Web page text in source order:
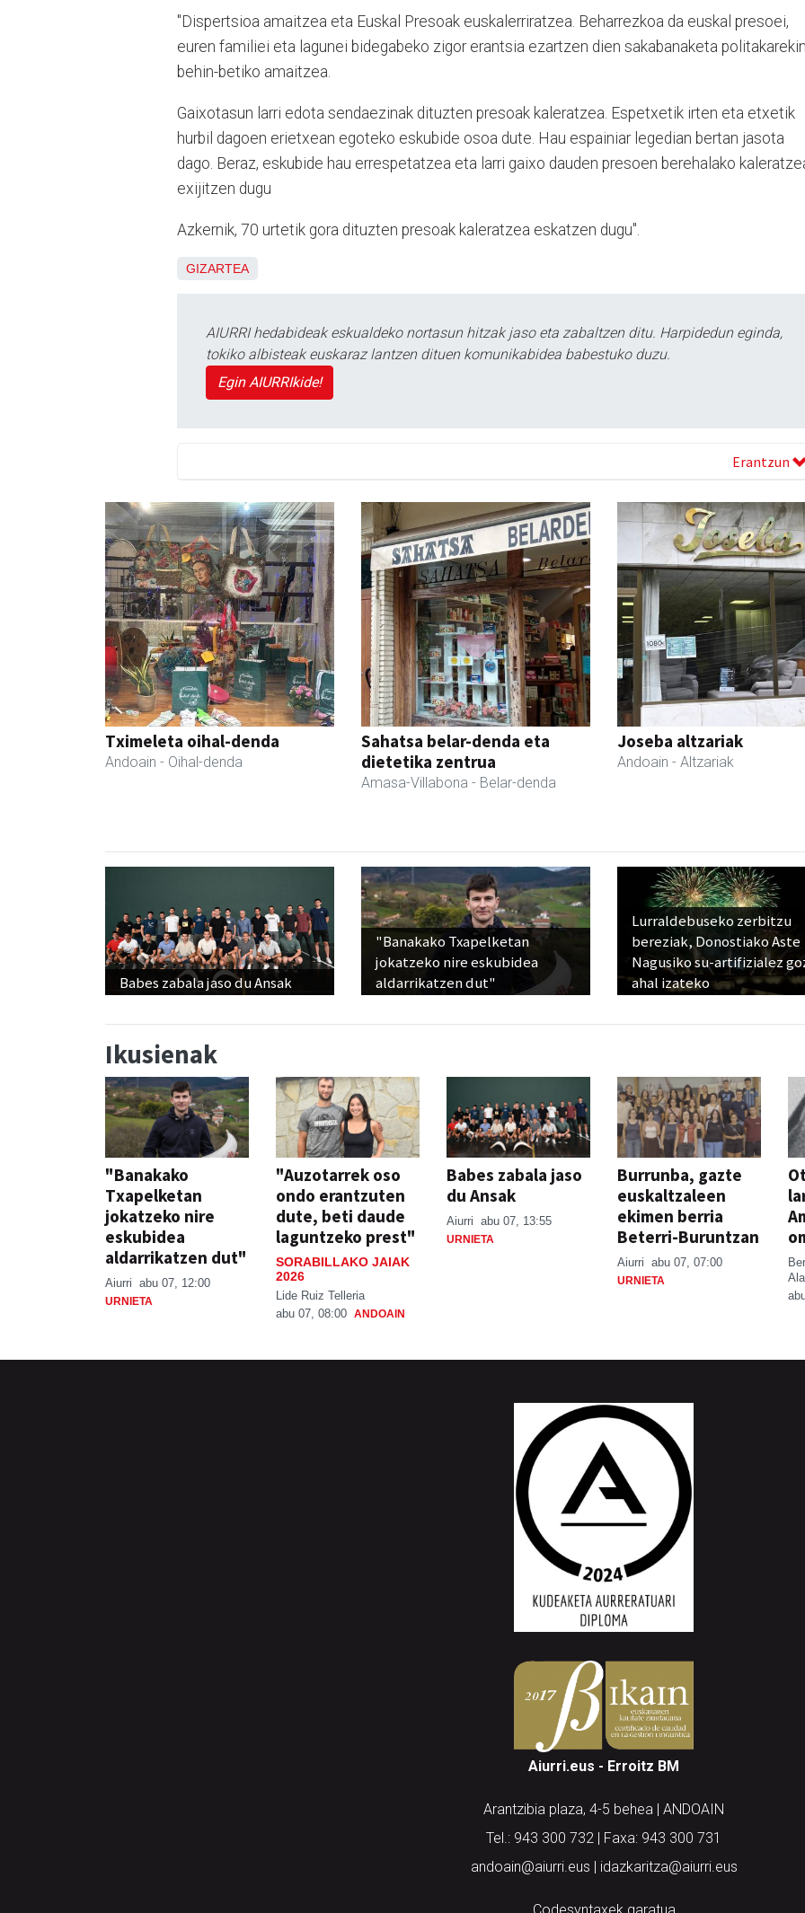
"Dispertsioa amaitzea eta Euskal Presoak euskalerriratzea. Beharrezkoa da euskal presoei,
euren familiei eta lagunei bidegabeko zigor erantsia ezartzen dien sakabanaketa politakarekin
behin-betiko amaitzea.
Gaixotasun larri edota sendaezinak dituzten presoak kaleratzea. Espetxetik irten eta etxetik
hurbil dagoen erietxean egoteko eskubide osoa dute. Hau espainiar legedian bertan jasota
dago. Beraz, eskubide hau errespetatzea eta larri gaixo dauden presoen berehalako
exijitzen dugu
Azkernik, 70 urtetik gora dituzten presoak kaleratzea eskatzen dugu".
GIZARTEA
AIURRI hedabideak eskualdeko nortasun hitzak jaso eta zabaltzen ditu. Harpidedun eginda,
tokiko albisteak euskaraz lantzen dituen komunikabidea babestuko duzu.
Egin AIURRIkide!
Erantzun
Tximeleta oihal-denda
Andoain - Oihal-denda
Sahatsa belar-denda eta
dietetika zentrua
Amasa-Villabona - Belar-denda
Joseba altzariak
Andoain - Altzariak
Babes zabala jaso du Ansak
"Banakako Txapelketan
jokatzeko nire eskubidea
aldarrikatzen dut"
Lurraldebuseko zerbitzu
bereziak, Donostiako Aste
Nagusiko su-artifizialez
ahal izateko
Ikusienak
"Banakako
Txapelketan
jokatzeko nire
eskubidea
aldarrikatzen dut"
Aiurri abu 07, 12:00
URNIETA
"Auzotarrek oso
ondo erantzuten
dute, beti daude
laguntzeko prest"
SORABILLAKO JAIAK
2026
Lide Ruiz Telleria
abu 07, 08:00 ANDOAIN
Babes zabala jaso
du Ansak
Aiurri abu 07, 13:55
URNIETA
Burrunba, gazte
euskaltzaleen
ekimen berria
Beterri-Buruntzan
Aiurri abu 07, 07:00
URNIETA
Aiurri.eus - Erroitz BM
Arantzibia plaza, 4-5 behea | ANDOAIN
Tel.: 943 300 732 | Faxa: 943 300 731
andoain@aiurri.eus | idazkaritza@aiurri.eus